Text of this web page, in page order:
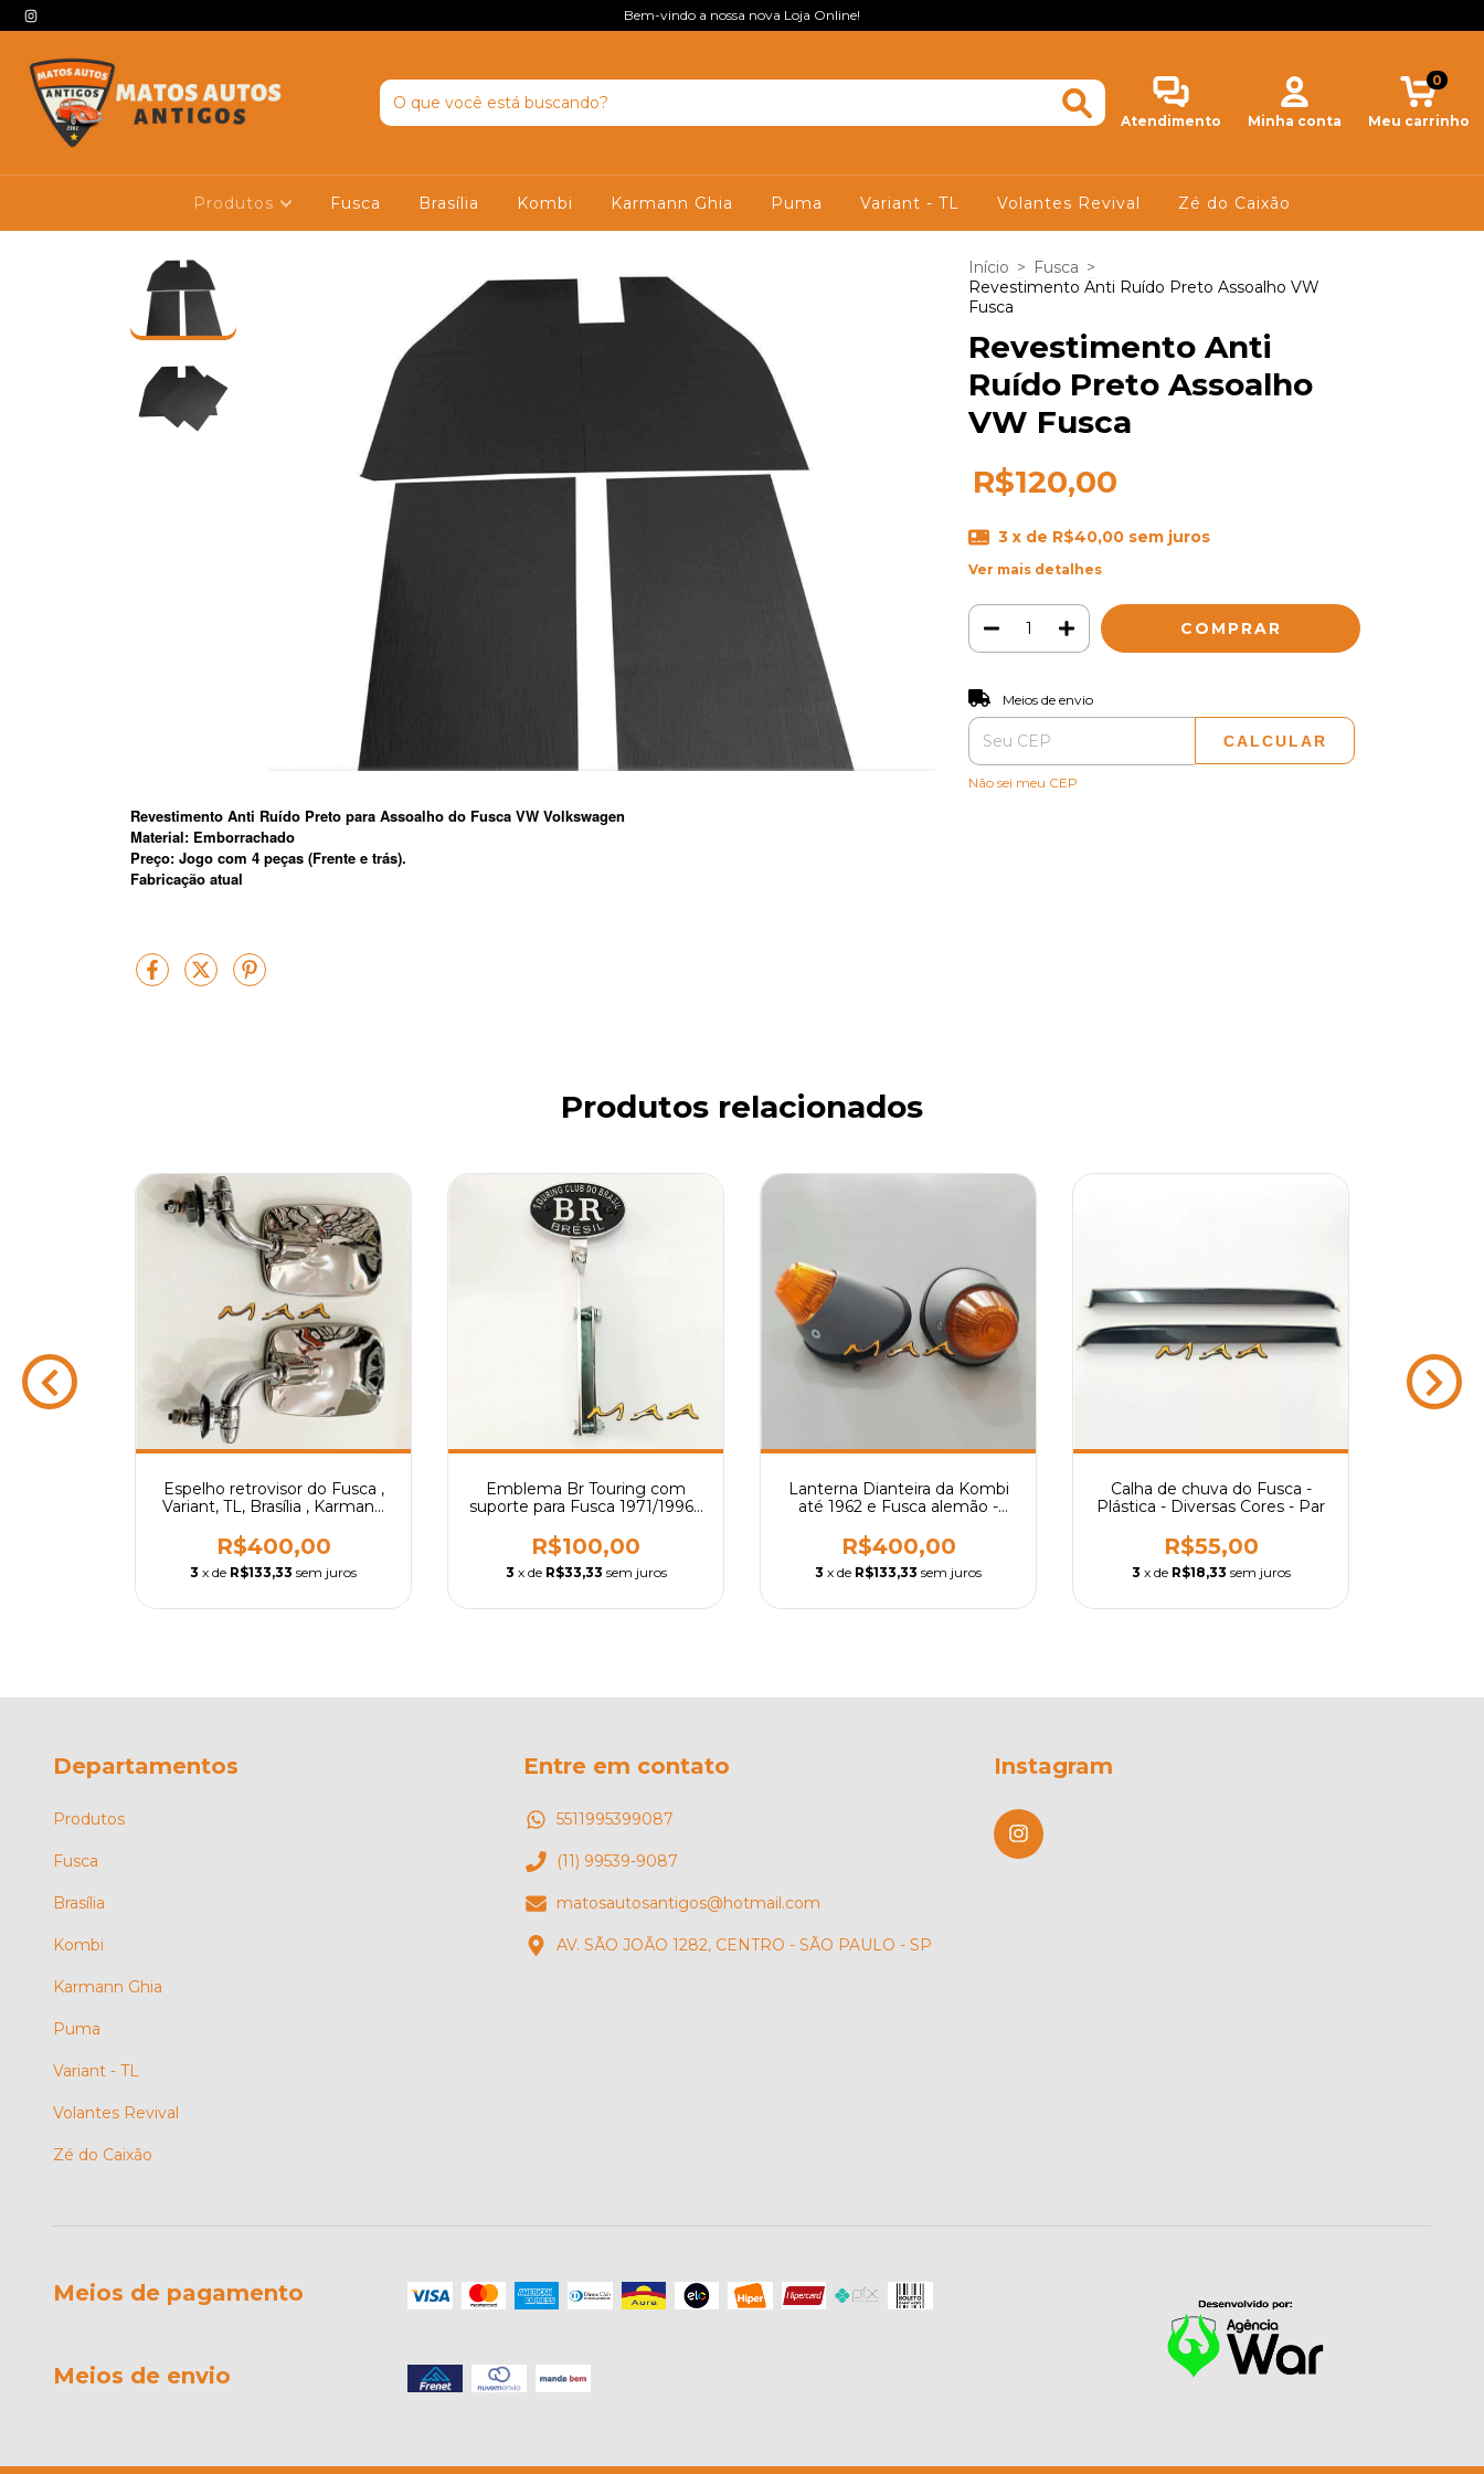
Bem-vindo a nossa nova Loja Online!
Atendimento Minha conta Meu carrinho
0
Produtos Fusca Brasília Kombi Karmann Ghia Puma Variant - TL Volantes Revival Zé do Caixão
Revestimento Anti Ruído Preto para Assoalho do Fusca VW Volkswagen
Material: Emborrachado
Preço: Jogo com 4 peças (Frente e trás).
Fabricação atual
Início > Fusca >
Revestimento Anti Ruído Preto Assoalho VW
Fusca
Revestimento Anti
Ruído Preto Assoalho
VW Fusca
R$120,00
3 x de R$40,00 sem juros
Ver mais detalhes
Entregas para o CEP:
Meios de envio
CALCULAR
Não sei meu CEP
Produtos relacionados
Espelho retrovisor do Fusca ,
Variant, TL, Brasília , Karmann
Par
R$400,00
3 x de R$133,33 sem juros
Emblema Br Touring com
suporte para Fusca 1971/1996 -
R$100,00
3 x de R$33,33 sem juros
Lanterna Dianteira da Kombi
até 1962 e Fusca alemão -
Par
R$400,00
3 x de R$133,33 sem juros
Calha de chuva do Fusca -
Plástica - Diversas Cores - Par
R$55,00
3 x de R$18,33 sem juros
Departamentos
Produtos
Fusca
Brasília
Kombi
Karmann Ghia
Puma
Variant - TL
Volantes Revival
Zé do Caixão
Entre em contato
5511995399087
(11) 99539-9087
matosautosantigos@hotmail.com
AV. SÃO JOÃO 1282, CENTRO - SÃO PAULO - SP
Instagram
Meios de pagamento
Meios de envio